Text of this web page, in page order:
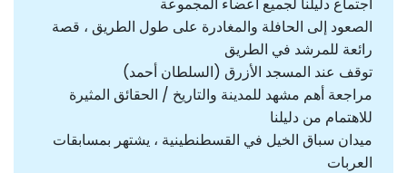
اجتماع دليلنا لجميع أعضاء المجموعة
الصعود إلى الحافلة والمغادرة على طول الطريق ، قصة
رائعة للمرشد في الطريق
توقف عند المسجد الأزرق (السلطان أحمد)
مراجعة أهم مشهد للمدينة والتاريخ / الحقائق المثيرة
للاهتمام من دليلنا
ميدان سباق الخيل في القسطنطينية ، يشتهر بمسابقات
العربات